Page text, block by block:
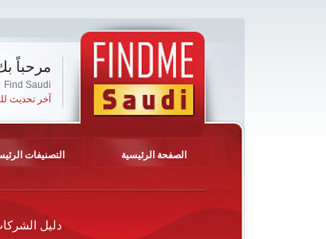
مرحباً
Find Saudi
آخر تحديث
الصفحة الرئيسية التصنيفات
دليل